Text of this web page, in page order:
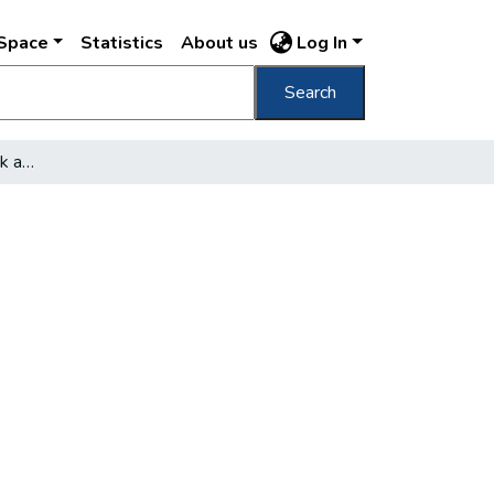
Statistics About us Log In
Search
Budapesten felére estek az ingatlanárak